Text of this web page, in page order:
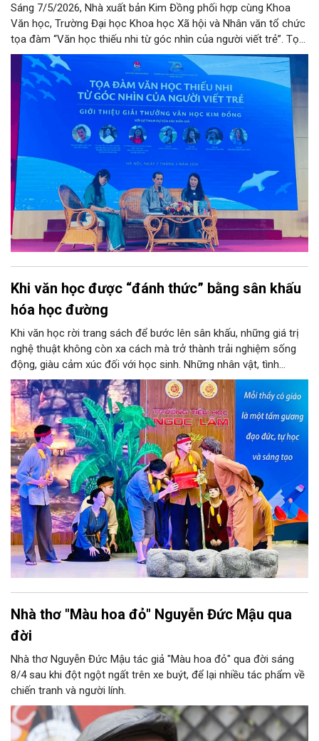
Sáng 7/5/2026, Nhà xuất bản Kim Đồng phối hợp cùng Khoa
Văn học, Trường Đại học Khoa học Xã hội và Nhân văn tổ chức
tọa đàm “Văn học thiếu nhi từ góc nhìn của người viết trẻ”. Tọa
đàm là cơ hội để nhìn lại đời sống văn học thiếu nhi hiện nay; vị
trí, vai trò của văn học thiếu nhi trong đời sống đương đại và
cách người viết trẻ hiện nay tiếp cận thế giới tâm hồn trẻ thơ.
Khi văn học được “đánh thức” bằng sân khấu
hóa học đường
Khi văn học rời trang sách để bước lên sân khấu, những giá trị
nghệ thuật không còn xa cách mà trở thành trải nghiệm sống
động, giàu cảm xúc đối với học sinh. Những nhân vật, tình
huống và thông điệp từng được tiếp nhận qua con chữ nay
được tái hiện bằng hình thể, âm thanh và ánh sáng, giúp người
học không chỉ “hiểu” mà còn “cảm” sâu sắc hơn giá trị của tác
phẩm.
Nhà thơ "Màu hoa đỏ" Nguyễn Đức Mậu qua
đời
Nhà thơ Nguyễn Đức Mậu tác giả "Màu hoa đỏ" qua đời sáng
8/4 sau khi đột ngột ngất trên xe buýt, để lại nhiều tác phẩm về
chiến tranh và người lính.